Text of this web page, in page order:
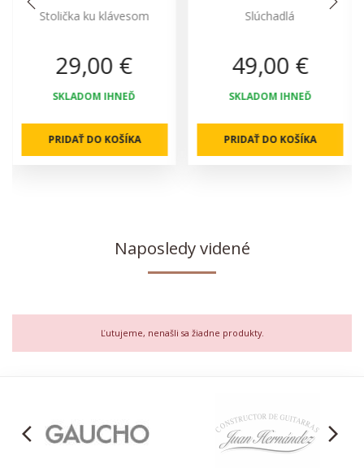
Stolička ku klávesom
29,00 €
SKLADOM IHNEĎ
PRIDAŤ DO KOŠÍKA
Slúchadlá
49,00 €
SKLADOM IHNEĎ
PRIDAŤ DO KOŠÍKA
Naposledy videné
Ľutujeme, nenašli sa žiadne produkty.
arrow_back_ios arrow_forward_ios